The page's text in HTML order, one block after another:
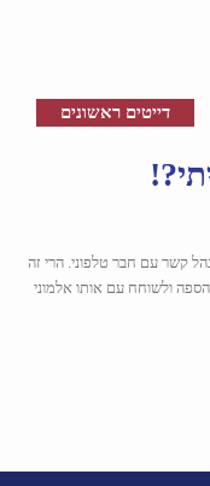
דייטים ראשונים
קשר עם חבר טלפוני. הרי זה
ולשוחח עם אותו אלמוני